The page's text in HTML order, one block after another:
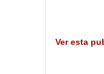
Ver esta